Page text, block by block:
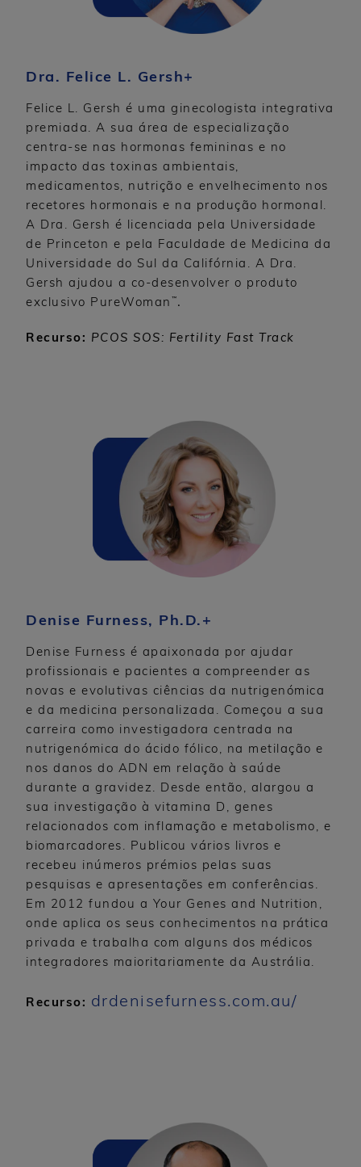
Dra. Felice L. Gersh+
Felice L. Gersh é uma ginecologista integrativa
premiada. A sua área de especialização
centra-se nas hormonas femininas e no
impacto das toxinas ambientais,
medicamentos, nutrição e envelhecimento nos
recetores hormonais e na produção hormonal.
A Dra. Gersh é licenciada pela Universidade
de Princeton e pela Faculdade de Medicina da
Universidade do Sul da Califórnia. A Dra.
Gersh ajudou a co-desenvolver o produto
exclusivo PureWoman ™ .
Recurso: PCOS SOS: Fertility Fast Track
Denise Furness, Ph.D.+
Denise Furness é apaixonada por ajudar
profissionais e pacientes a compreender as
novas e evolutivas ciências da nutrigenómica
e da medicina personalizada. Começou a sua
carreira como investigadora centrada na
nutrigenómica do ácido fólico, na metilação e
nos danos do ADN em relação à saúde
durante a gravidez. Desde então, alargou a
sua investigação à vitamina D, genes
relacionados com inflamação e metabolismo, e
biomarcadores. Publicou vários livros e
recebeu inúmeros prémios pelas suas
pesquisas e apresentações em conferências.
Em 2012 fundou a Your Genes and Nutrition,
onde aplica os seus conhecimentos na prática
privada e trabalha com alguns dos médicos
integradores maioritariamente da Austrália.
Recurso: drdenisefurness.com.au/